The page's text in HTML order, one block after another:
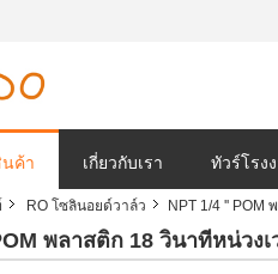
นค้า เกี่ยวกับเรา ทัวร์โรง
RO โซลินอยด์วาล์ว NPT 1/4 '' POM
พลาสติก 18 วินาทีหน่วง